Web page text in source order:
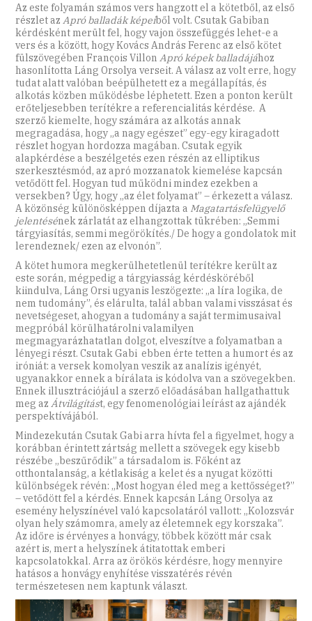
Az este folyamán számos vers hangzott el a kötetből, az első
részlet azApró balladák képeiből volt. Csutak Gabiban
kérdésként merült fel, hogy vajon összefüggés lehet-e a
vers és a között, hogy Kovács András Ferenc az első kötet
fülszövegében François Villon Apró képek balladájához
hasonlította Láng Orsolya verseit. A válasz az volt erre, hogy
tudat alatt valóban beépülhetett ez a megállapítás, és
alkotás közben működésbe léphetett. Ezen a ponton került
erőteljesebben terítékre a referencialitás kérdése. A
szerző kiemelte, hogy számára az alkotás annak
megragadása, hogy „a nagy egészet” egy-egy kiragadott
részlet hogyan hordozza magában. Csutak egyik
alapkérdése a beszélgetés ezen részén az elliptikus
szerkesztésmód, az apró mozzanatok kiemelése kapcsán
vetődött fel. Hogyan tud működni mindez ezekben a
versekben? Úgy, hogy „az élet folyamat” – érkezett a válasz.
A közönség különösképpen díjazta a Magatartásfelügyelő
jelentésénekzárlatát az elhangzottak tükrében: „Semmi
tárgyiasítás, semmi megörökítés./ De hogy a gondolatok mit
lerendeznek/ ezen az elvonón”.
A kötet humora megkerülhetetlenül terítékre került az
este során, mégpedig a tárgyiasság kérdésköréből
kiindulva, Láng Orsi ugyanis leszögezte: „a líra logika, de
nem tudomány”, és elárulta, talál abban valami visszásat és
nevetségeset, ahogyan a tudomány a saját termimusaival
megpróbál körülhatárolni valamilyen
megmagyarázhatatlan dolgot, elveszítve a folyamatban a
lényegi részt. Csutak Gabi ebben érte tetten a humort és az
iróniát: a versek komolyan veszik az analízis igényét,
ugyanakkor ennek a bírálata is kódolva van a szövegekben.
Ennek illusztrációjául a szerző előadásában hallgathattuk
meg azÁtvilágítást, egy fenomenológiai leírást az ajándék
perspektívájából.
Mindezekután Csutak Gabi arra hívta fel a figyelmet, hogy a
korábban érintett zártság mellett a szövegek egy kisebb
részébe „beszűrődik” a társadalom is. Főként az
otthontalanság, a kétlakiság a kelet és a nyugat közötti
különbségek révén: „Most hogyan éled meg a kettősséget?”
– vetődött fel a kérdés. Ennek kapcsán Láng Orsolya az
esemény helyszínével való kapcsolatáról vallott: „Kolozsvár
olyan hely számomra, amely az életemnek egy korszaka”.
Az időre is érvényes a honvágy, többek között már csak
azért is, mert a helyszínek átitatottak emberi
kapcsolatokkal. Arra az örökös kérdésre, hogy mennyire
hatásos a honvágy enyhítése visszatérés révén
természetesen nem kaptunk választ.